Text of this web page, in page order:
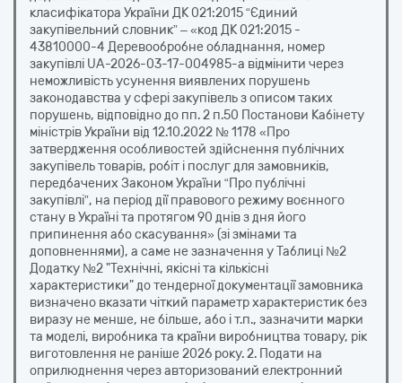
класифікатора України ДК 021:2015 “Єдиний
закупівельний словник” – «код ДК 021:2015 -
43810000-4 Деревообробне обладнання, номер
закупівлі UA-2026-03-17-004985-a відмінити через
неможливість усунення виявлених порушень
законодавства у сфері закупівель з описом таких
порушень, відповідно до пп. 2 п.50 Постанови Кабінету
міністрів України від 12.10.2022 № 1178 «Про
затвердження особливостей здійснення публічних
закупівель товарів, робіт і послуг для замовників,
передбачених Законом України “Про публічні
закупівлі”, на період дії правового режиму воєнного
стану в Україні та протягом 90 днів з дня його
припинення або скасування» (зі змінами та
доповненнями), а саме не зазначення у Таблиці №2
Додатку №2 "Технічні, якісні та кількісні
характеристики" до тендерної документації замовника
визначено вказати чіткий параметр характеристик без
виразу не менше, не більше, або і т.п., зазначити марки
та моделі, виробника та країни виробництва товару, рік
виготовлення не раніше 2026 року. 2. Подати на
оприлюднення через авторизований електронний